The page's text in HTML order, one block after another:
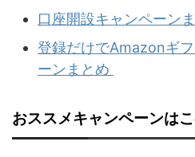
口座開設キャンペーン
登録だけでAmazonギ
ーンまとめ
おススメキャンペーンは